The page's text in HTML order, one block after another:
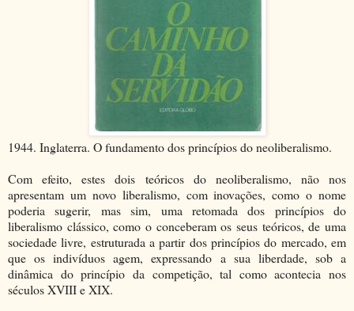
1944. Inglaterra. O fundamento dos princípios do neoliberalismo.
Com efeito, estes dois teóricos do neoliberalismo, não nos
apresentam um novo liberalismo, com inovações, como o nome
poderia sugerir, mas sim, uma retomada dos princípios do
liberalismo clássico, como o conceberam os seus teóricos, de uma
sociedade livre, estruturada a partir dos princípios do mercado, em
que os indivíduos agem, expressando a sua liberdade, sob a
dinâmica do princípio da competição, tal como acontecia nos
séculos XVIII e XIX.